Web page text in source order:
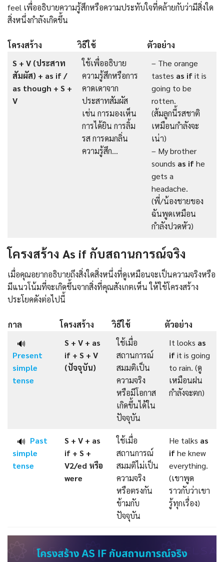
feel เพื่ออธิบายความรู้สึกหรือความประทับใจที่คล้ายกับว่ามีสิ่งใด
สิ่งหนึ่งกำลังเกิดขึ้น
โครงสร้าง วิธีใช้
ตัวอย่าง
S + V (ประสาท
สัมผัส) + as if /
as though + S +
V
ใช้เพื่ออธิบาย
ความรู้สึกหรือการ
คาดเดาจาก
ประสาทสัมผัส
เช่น การมองเห็น
การได้ยิน การลิ้ม
รส การดมกลิ่น
ความรู้สึก…
– The orange
tastes as ifit is
going to be
rotten.
(ส้มลูกนี้รสชาติ
เหมือนกำลังจะ
เน่า)
– My brother
sounds as ifhe
gets a
headache.
(พี่/น้องชายของ
ฉันพูดเหมือน
กำลังปวดหัว)
โครงสร้าง As if กับสถานการณ์จริง
เมื่อคุณอยากอธิบายถึงสิ่งใดสิ่งหนึ่งที่ดูเหมือนจะเป็นความจริงหรือ
มีแนวโน้มที่จะเกิดขึ้นจากสิ่งที่คุณสังเกตเห็น ให้ใช้โครงสร้าง
ประโยคดังต่อไปนี้
กาล โครงสร้าง วิธีใช้
ตัวอย่าง
🔊
Present
simple
tense
S + V + as
if + S + V
(ปัจจุบัน)
ใช้เมื่อ
สถานการณ์
สมมติเป็น
ความจริง
หรือมีโอกาส
เกิดขึ้นได้ใน
ปัจจุบัน
It looks as
ifit is going
to rain. (ดู
เหมือนฝน
กำลังจะตก)
🔊 Past
simple
tense
S + V + as
if + S +
V2/ed หรือ
were
ใช้เมื่อ
สถานการณ์
สมมติไม่เป็น
ความจริง
หรือตรงกัน
ข้ามกับ
ปัจจุบัน
He talks as
ifhe knew
everything.
(เขาพูด
ราวกับว่าเขา
รู้ทุกเรื่อง)